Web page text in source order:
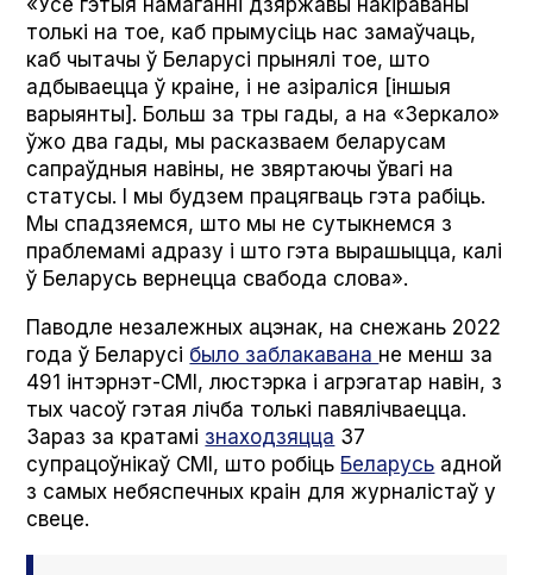
толькі на тое, каб прымусіць нас замаўчаць,
каб чытачы ў Беларусі прынялі тое, што
адбываецца ў краіне, і не азіраліся [іншыя
варыянты]. Больш за тры гады, а на «Зеркало»
ўжо два гады, мы расказваем беларусам
сапраўдныя навіны, не звяртаючы ўвагі на
статусы. І мы будзем працягваць гэта рабіць.
Мы спадзяемся, што мы не сутыкнемся з
праблемамі адразу і што гэта вырашыцца, калі
ў Беларусь вернецца свабода слова».
Паводле незалежных ацэнак, на снежань 2022
года ў Беларусі было заблакавана не менш за
491 інтэрнэт-СМІ, люстэрка і агрэгатар навін, з
тых часоў гэтая лічба толькі павялічваецца.
Зараз за кратамі знаходзяцца 37
супрацоўнікаў СМІ, што робіць Беларусь адной
з самых небяспечных краін для журналістаў у
свеце.